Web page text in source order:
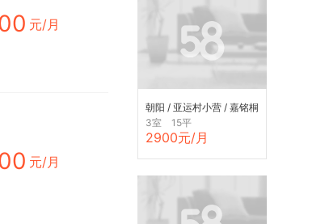
元/月
元/月
朝阳 / 亚运村小营 / 嘉铭桐
城(F区)
3室 15平
2900元/月